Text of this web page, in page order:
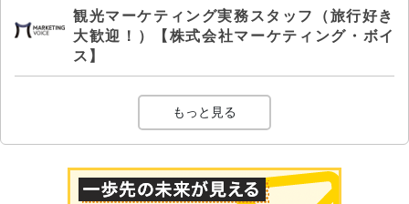
観光マーケティング実務スタッフ（旅行好き
大歓迎！）【株式会社マーケティング・ボイ
ス】
もっと見る